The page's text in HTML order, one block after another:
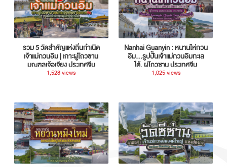
รวม 5 วัดสำคัญแห่งถิ่นกำเนิด
เจ้าแม่กวนอิม | เกาะผู่โถวซาน
มณฑลเจ้อเจียง ประเทศจีน
1,528 views
Nanhai Guanyin : หนานไห่กวน
อิม...รูปปั้นเจ้าแม่กวนอิมทะเล
ใต้, ผู่โถวซาน ประเทศจีน
1,025 views